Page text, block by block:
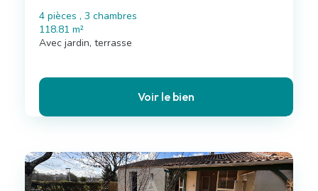
4 pièces , 3 chambres
118.81 m²
Avec jardin, terrasse
Voir le bien